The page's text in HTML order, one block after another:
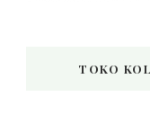
TOKO